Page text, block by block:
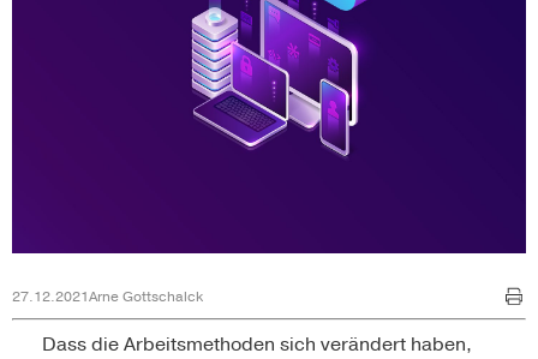
27.12.2021Arne Gottschalck
Dass die Arbeitsmethoden sich verändert haben,